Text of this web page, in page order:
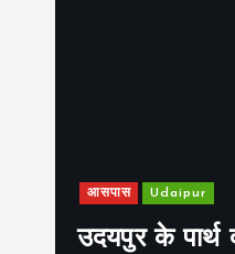
आसपास Udaipur
उदयपुर के पार्थ